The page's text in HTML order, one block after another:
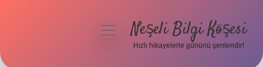
menüyüNeşeli Bilgi Köşesi
Hızlı hikayelerle gününü şenlendir!